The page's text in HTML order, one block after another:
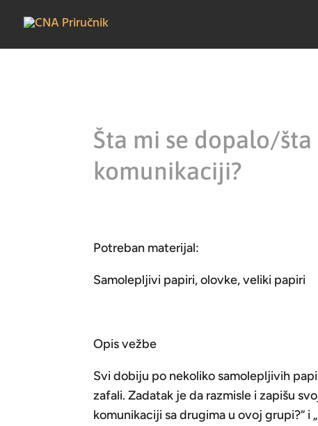
Šta mi se dopalo/
komunikaciji?
Potreban materijal:
Samolepljivi papiri, olovke, veliki papiri
Opis vežbe
Svi dobiju po nekoliko samolepljivih
zafali. Zadatak je da razmisle i zapišu
komunikaciji sa drugima u ovoj grupi?“ i